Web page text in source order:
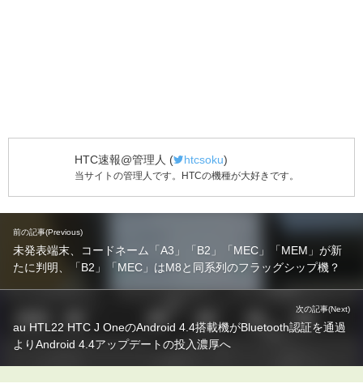
HTC速報@管理人 ( htcsoku)
当サイトの管理人です。HTCの機種が大好きです。
前の記事(Previous)
未発表端末、コードネーム「A3」「B2」「MEC」「MEM」が新
たに判明、「B2」「MEC」はM8と同系列のフラッグシップ機？
次の記事(Next)
au HTL22 HTC J OneのAndroid 4.4搭載機がBluetooth認証を通過
よりAndroid 4.4アップデートの投入濃厚へ